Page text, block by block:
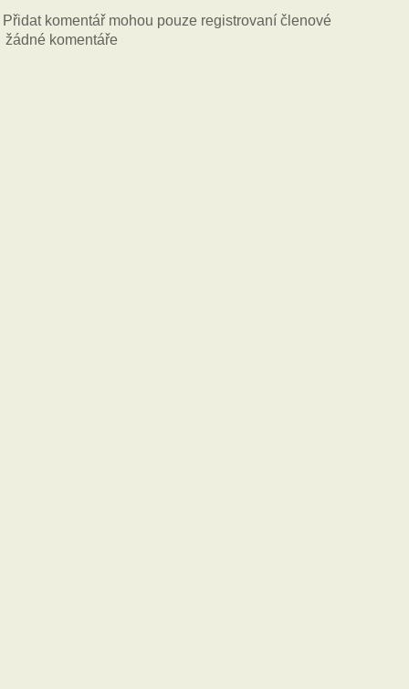
Přidat komentář mohou pouze registrovaní členové
žádné komentáře